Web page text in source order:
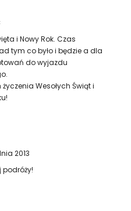
i Nowy Rok. Czas
tym co było i będzie a dla
do wyjazdu
Wesołych Świąt i
2013
podróży!